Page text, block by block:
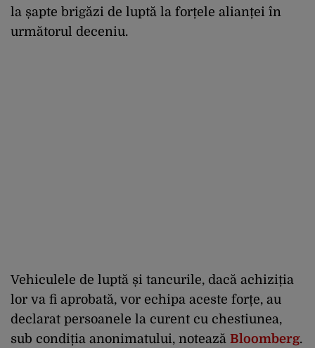
la șapte brigăzi de luptă la forțele alianței în
următorul deceniu.
Vehiculele de luptă și tancurile, dacă achiziția
lor va fi aprobată, vor echipa aceste forțe, au
declarat persoanele la curent cu chestiunea,
sub condiția anonimatului, notează Bloomberg.